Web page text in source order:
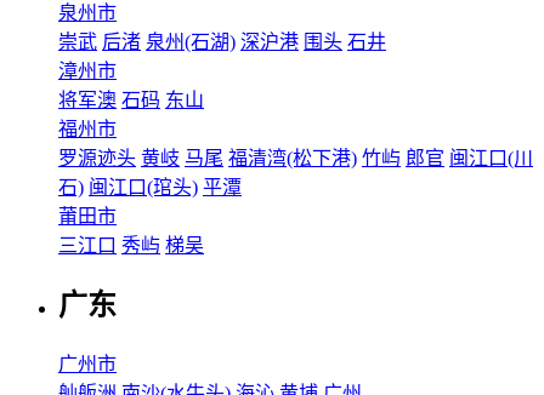
泉州市
崇武 后渚 泉州(石湖) 深沪港 围头 石井
漳州市
将军澳 石码 东山
福州市
罗源迹头 黄岐 马尾 福清湾(松下港) 竹屿 郎官 闽江口(川
石) 闽江口(琯头) 平潭
莆田市
三江口 秀屿 梯吴
广东
广州市